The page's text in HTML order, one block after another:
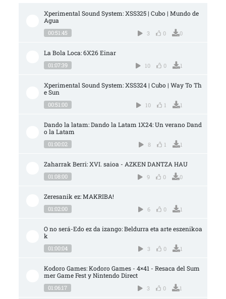
Xperimental Sound System: XSS325 | Cubo | Mundo de
Agua
00:51:45 3 0 0
La Bola Loca: 6X26 Einar
01:07:39 10 0 1
Xperimental Sound System: XSS324 | Cubo | Way To Th
e Sun
00:51:00 10 1 1
Dando la latam: Dando la Latam 1X24: Un verano Dand
o la Latam
01:00:02 8 1 1
Zaharrak Berri: XVI. saioa - AZKEN DANTZA HAU
01:08:00 9 0 0
Zeresanik ez: MAKRIBA!
01:02:00 6 0 1
O no será-Edo ez da izango: Beldurra eta arte eszenikoa
k
01:00:04 3 0 1
Kodoro Games: Kodoro Games - 4×41 - Resaca del Sum
mer Game Fest y Nintendo Direct
01:06:17 3 0 1